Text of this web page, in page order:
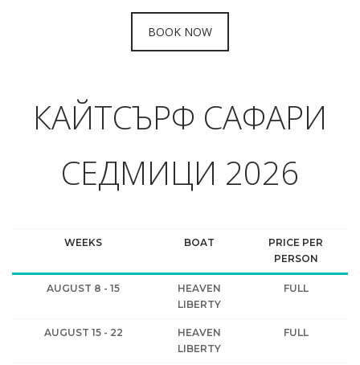
BOOK NOW
КАЙТСЪРФ САФАРИ
СЕДМИЦИ 2026
WEEKS BOAT
PRICE PER
PERSON
AUGUST 8 - 15
HEAVEN
LIBERTY
FULL
AUGUST 15 - 22
HEAVEN
LIBERTY
FULL